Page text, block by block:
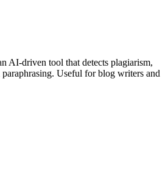
AI-driven tool that detects plagiarism,
Useful for blog writers and